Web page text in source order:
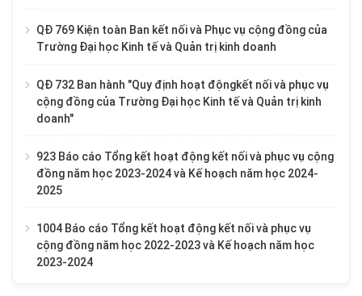
QĐ 769 Kiện toàn Ban kết nối và Phục vụ cộng đồng của
Trường Đại học Kinh tế và Quản trị kinh doanh
QĐ 732 Ban hành "Quy định hoạt độngkết nối và phục vụ
cộng đồng của Trường Đại học Kinh tế và Quản trị kinh
doanh"
923 Báo cáo Tổng kết hoạt động kết nối và phục vụ cộng
đồng năm học 2023-2024 và Kế hoạch năm học 2024-
2025
1004 Báo cáo Tổng kết hoạt động kết nối và phục vụ
cộng đồng năm học 2022-2023 và Kế hoạch năm học
2023-2024